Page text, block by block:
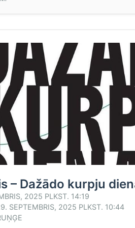
– Dažādo kurpju
2025 PLKST. 14:19
SEPTEMBRIS, 2025 PLKST. 10:44